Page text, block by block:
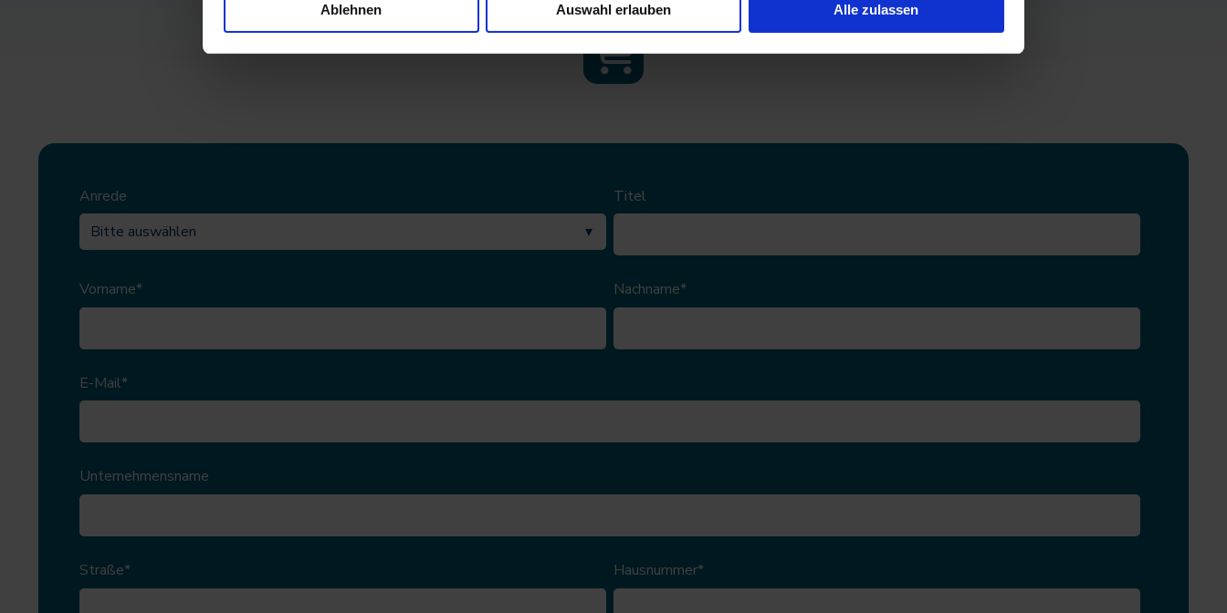
g
s
a
Ablehnen Auswahl erlauben Alle zulassen
Anrede Titel
Vorname* Nachname*
E-Mail*
Unternehmensname
Straße* Hausnummer*